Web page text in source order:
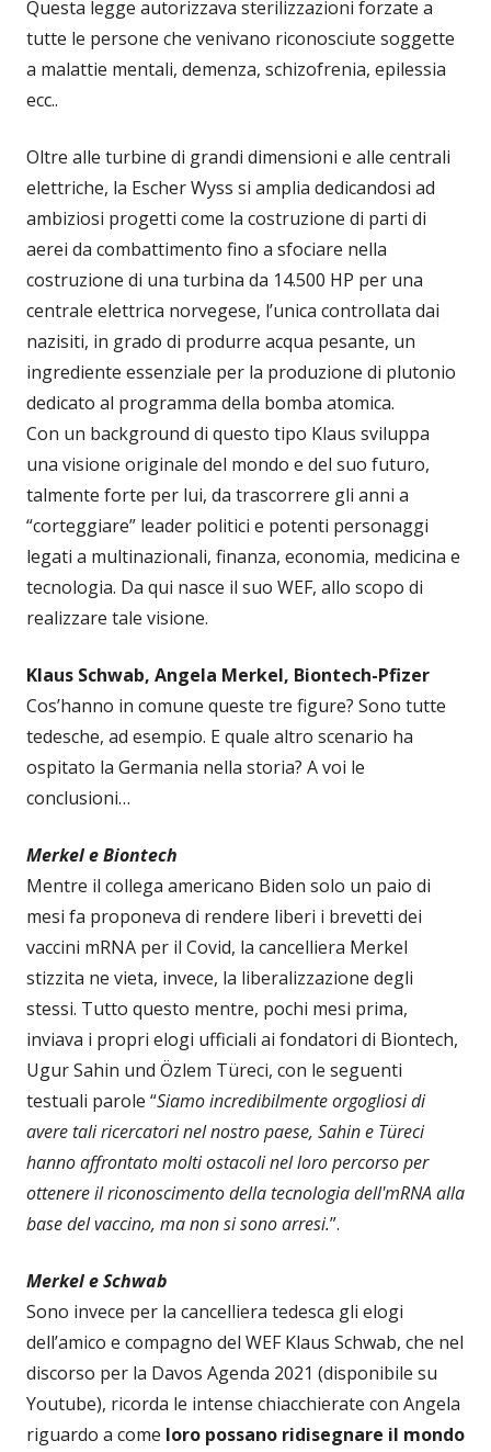
Questa legge autorizzava sterilizzazioni forzate a
tutte le persone che venivano riconosciute soggette
a malattie mentali, demenza, schizofrenia, epilessia
ecc..
Oltre alle turbine di grandi dimensioni e alle centrali
elettriche, la Escher Wyss si amplia dedicandosi ad
ambiziosi progetti come la costruzione di parti di
aerei da combattimento fino a sfociare nella
costruzione di una turbina da 14.500 HP per una
centrale elettrica norvegese, l’unica controllata dai
nazisiti, in grado di produrre acqua pesante, un
ingrediente essenziale per la produzione di plutonio
dedicato al programma della bomba atomica.
Con un background di questo tipo Klaus sviluppa
una visione originale del mondo e del suo futuro,
talmente forte per lui, da trascorrere gli anni a
“corteggiare” leader politici e potenti personaggi
legati a multinazionali, finanza, economia, medicina e
tecnologia. Da qui nasce il suo WEF, allo scopo di
realizzare tale visione.
Klaus Schwab, Angela Merkel, Biontech-Pfizer
Cos’hanno in comune queste tre figure? Sono tutte
tedesche, ad esempio. E quale altro scenario ha
ospitato la Germania nella storia? A voi le
conclusioni…
Merkel e Biontech
Mentre il collega americano Biden solo un paio di
mesi fa proponeva di rendere liberi i brevetti dei
vaccini mRNA per il Covid, la cancelliera Merkel
stizzita ne vieta, invece, la liberalizzazione degli
stessi. Tutto questo mentre, pochi mesi prima,
inviava i propri elogi ufficiali ai fondatori di Biontech,
Ugur Sahin und Özlem Türeci, con le seguenti
testuali parole “Siamo incredibilmente orgogliosi di
avere tali ricercatori nel nostro paese, Sahin e Türeci
hanno affrontato molti ostacoli nel loro percorso per
ottenere il riconoscimento della tecnologia dell'mRNA alla
base del vaccino, ma non si sono arresi.”.
Merkel e Schwab
Sono invece per la cancelliera tedesca gli elogi
dell’amico e compagno del WEF Klaus Schwab, che nel
discorso per la Davos Agenda 2021 (disponibile su
Youtube), ricorda le intense chiacchierate con Angela
riguardo a come loro possano ridisegnare il mondo